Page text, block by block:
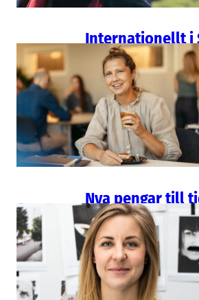
Internationellt i
framtidens mat
Livsmedel/Functional Food
Krinova
Elin Carleke
Kristianstad-inkubatorn
Science Park slår på
med ”Spot on Food”, en
konferens om
Nya pengar till
Finans/Riskkapital
Hetch
Ideon Innovation,
Ida Herbertsson
Så mycket sjösätter de
Minc, Ideon Innovation,
såddkapital.